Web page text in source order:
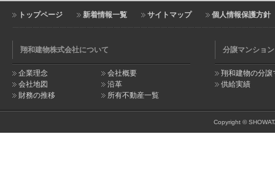
トップページ 新着情報一覧 サイトマップ 個人情報保護方針
翔和建物株式会社について
企業理念
会社地図
財務の推移
会社概要
沿革
所有不動産一覧
分譲マンショ
翔和建物の分譲
供給実績
Copyright ©